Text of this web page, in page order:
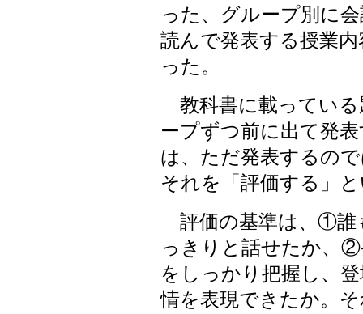
った、グループ別に
読んで発表する授業
った。
教科書に載っている
ープずつ前に出て発
は、ただ発表するの
それを「評価する」
評価の基準は、①誰
っきりと話せたか、
をしっかり把握し、
情を表現できたか。